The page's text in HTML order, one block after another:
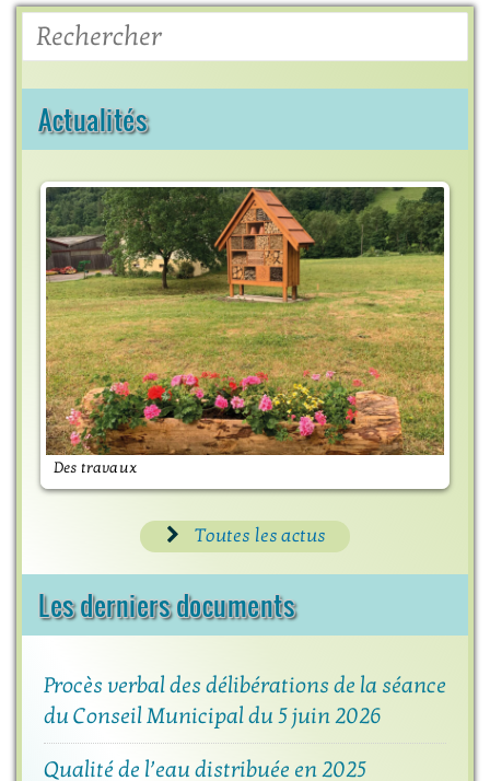
Rechercher
Actualités
Des travaux
Toutes les actus
Les derniers documents
Procès verbal des délibérations de la séance
du Conseil Municipal du 5 juin 2026
Qualité de l’eau distribuée en 2025